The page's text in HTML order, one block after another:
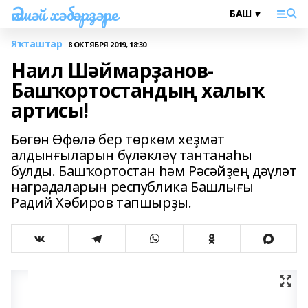
Әлшәй хәбәрҙәре
Яҡташтар 8 ОКТЯБРЯ 2019, 18:30
Наил Шәймарҙанов-
Башҡортостандың халыҡ
артисы!
Бөгөн Өфөлә бер төркөм хеҙмәт
алдынғыларын бүләкләү тантанаһы
булды. Башҡортостан һәм Рәсәйҙең дәүләт
наградаларын республика Башлығы
Радий Хәбиров тапшырҙы.